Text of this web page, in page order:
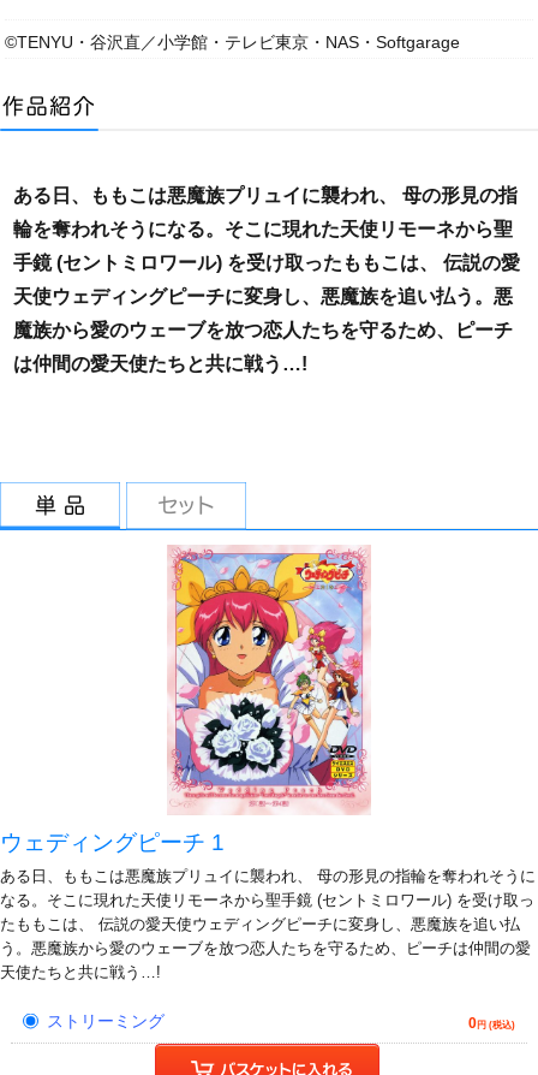
©TENYU・谷沢直／小学館・テレビ東京・NAS・Softgarage
ある日、ももこは悪魔族プリュイに襲われ、 母の形見の指
輪を奪われそうになる。そこに現れた天使リモーネから聖
手鏡 (セントミロワール) を受け取ったももこは、 伝説の愛
天使ウェディングピーチに変身し、悪魔族を追い払う。悪
魔族から愛のウェーブを放つ恋人たちを守るため、ピーチ
は仲間の愛天使たちと共に戦う…!
ウェディングピーチ 1
ある日、ももこは悪魔族プリュイに襲われ、 母の形見の指輪を奪われそうに
なる。そこに現れた天使リモーネから聖手鏡 (セントミロワール) を受け取っ
たももこは、 伝説の愛天使ウェディングピーチに変身し、悪魔族を追い払
う。悪魔族から愛のウェーブを放つ恋人たちを守るため、ピーチは仲間の愛
天使たちと共に戦う…!
ストリーミング 0円 (税込)